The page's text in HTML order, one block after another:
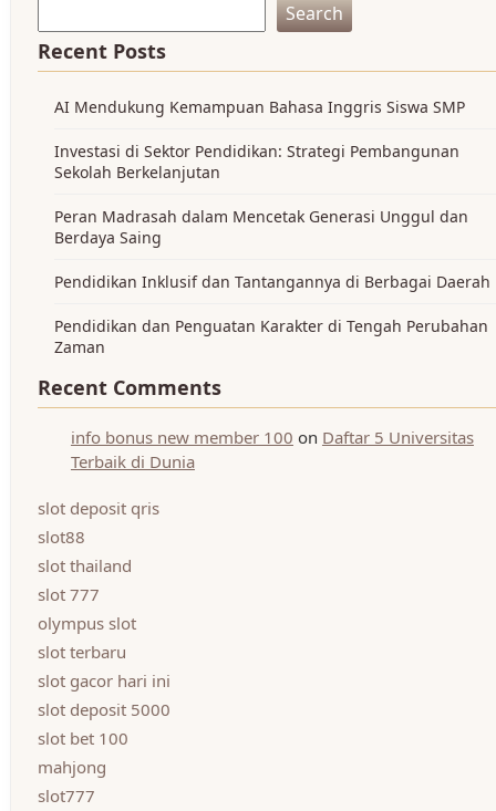
Search
Recent Posts
AI Mendukung Kemampuan Bahasa Inggris Siswa SMP
Investasi di Sektor Pendidikan: Strategi Pembangunan
Sekolah Berkelanjutan
Peran Madrasah dalam Mencetak Generasi Unggul dan
Berdaya Saing
Pendidikan Inklusif dan Tantangannya di Berbagai Daerah
Pendidikan dan Penguatan Karakter di Tengah Perubahan
Zaman
Recent Comments
info bonus new member 100 on Daftar 5 Universitas
Terbaik di Dunia
slot deposit qris
slot88
slot thailand
slot 777
olympus slot
slot terbaru
slot gacor hari ini
slot deposit 5000
slot bet 100
mahjong
slot777